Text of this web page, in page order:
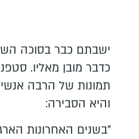
ישבתם כבר בסוכה
כדבר מובן מאליו.
תמונות של הרבה
והיא הסבירה: